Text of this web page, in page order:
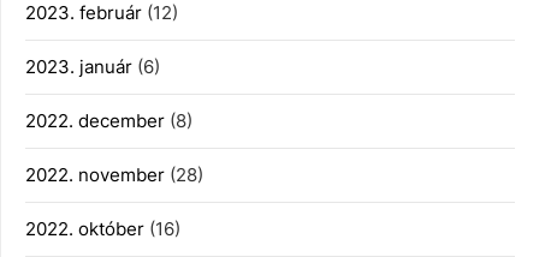
2023. február (12)
2023. január (6)
2022. december (8)
2022. november (28)
2022. október (16)